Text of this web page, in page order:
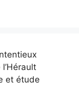
et étude